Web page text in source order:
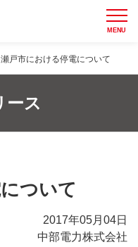
MENU
瀬戸市における停電について
ース
ついて
2017年05月04日
中部電力株式会社